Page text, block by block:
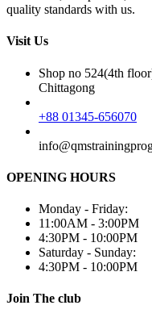
quality standards with us.
Visit Us
Shop no 524(4th
Chittagong
+88 01345-656070
OPENING HOURS
Monday - Friday:
11:00AM - 3:00PM
4:30PM - 10:00PM
Saturday - Sunday:
4:30PM - 10:00PM
Join The club